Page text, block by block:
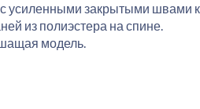
с усиленными закрытыми швами
из полиэстера на спине.
модель.